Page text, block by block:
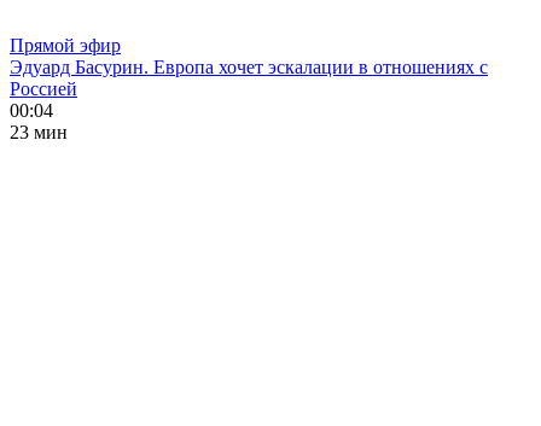
Прямой эфир
Эдуард Басурин. Европа хочет эскалации в отношениях с
Россией
00:04
23 мин